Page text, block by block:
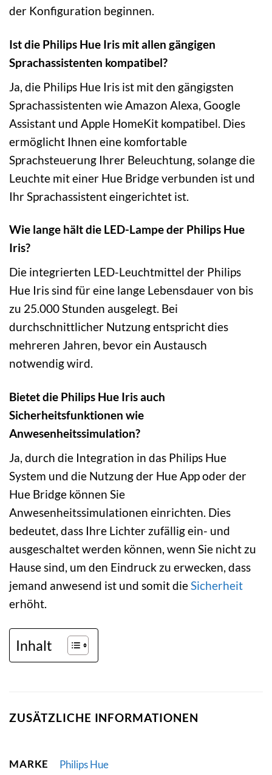
der Konfiguration beginnen.
Ist die Philips Hue Iris mit allen gängigen
Sprachassistenten kompatibel?
Ja, die Philips Hue Iris ist mit den gängigsten
Sprachassistenten wie Amazon Alexa, Google
Assistant und Apple HomeKit kompatibel. Dies
ermöglicht Ihnen eine komfortable
Sprachsteuerung Ihrer Beleuchtung, solange die
Leuchte mit einer Hue Bridge verbunden ist und
Ihr Sprachassistent eingerichtet ist.
Wie lange hält die LED-Lampe der Philips Hue
Iris?
Die integrierten LED-Leuchtmittel der Philips
Hue Iris sind für eine lange Lebensdauer von bis
zu 25.000 Stunden ausgelegt. Bei
durchschnittlicher Nutzung entspricht dies
mehreren Jahren, bevor ein Austausch
notwendig wird.
Bietet die Philips Hue Iris auch
Sicherheitsfunktionen wie
Anwesenheitssimulation?
Ja, durch die Integration in das Philips Hue
System und die Nutzung der Hue App oder der
Hue Bridge können Sie
Anwesenheitssimulationen einrichten. Dies
bedeutet, dass Ihre Lichter zufällig ein- und
ausgeschaltet werden können, wenn Sie nicht zu
Hause sind, um den Eindruck zu erwecken, dass
jemand anwesend ist und somit dieSicherheit
erhöht.
Inhalt
ZUSÄTZLICHE INFORMATIONEN
MARKE Philips Hue